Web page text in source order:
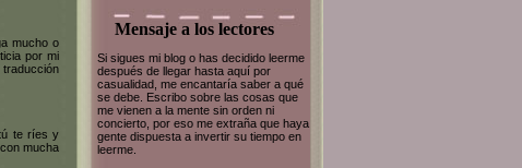
mucho o
por mi
te ríes y
mucha
Mensaje a los lectores
Si sigues mi blog o has decidido leerme
después de llegar hasta aquí por
casualidad, me encantaría saber a qué
se debe. Escribo sobre las cosas que
me vienen a la mente sin orden ni
concierto, por eso me extraña que haya
gente dispuesta a invertir su tiempo en
leerme.